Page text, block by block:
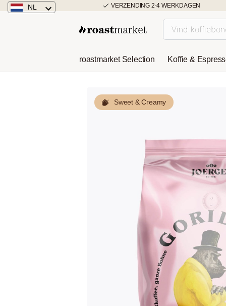
VERZENDING 2-4 WERKDAGEN
NL
Österreich
roastmarket Selection Koffie &
Sweet & Creamy